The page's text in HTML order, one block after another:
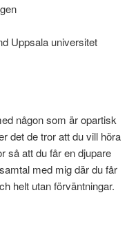
Uppsala universitet
någon som är opartisk
det de tror att du vill höra
såattdu får en djupare
med mig där du får
helt utan förväntningar.